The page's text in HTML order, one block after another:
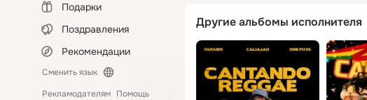
Подарки
Поздравления
Рекомендации
Сменить язык
Рекламодателям Помощь
Другие альбомы исполнителя